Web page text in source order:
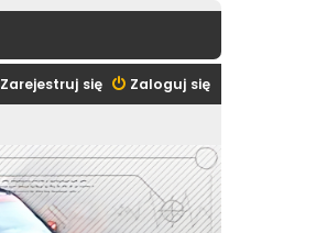
Zaloguj się
Zarejestruj się